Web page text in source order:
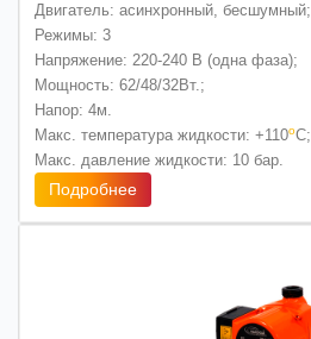
Двигатель: асинхронный, бесшумный;
Режимы: 3
Напряжение: 220-240 В (одна фаза);
Мощность: 62/48/32Вт.;
Напор: 4м.
Макс. температура жидкости: +110оС;
Макс. давление жидкости: 10 бар.
Подробнее